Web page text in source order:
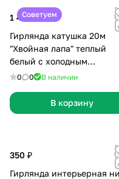
Советуем
1 400 ₽
Гирлянда катушка 20м
"Хвойная лапа" теплый
белый с холодным
мерцанием на белом
0 0 В наличии
В корзину
350 ₽
Гирлянда интерьерная